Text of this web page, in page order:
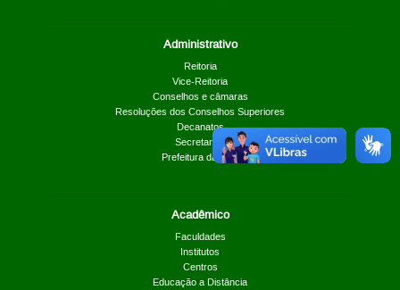
Administrativo
Reitoria
Vice-Reitoria
Conselhos e câmaras
Resoluções dos Conselhos Superiores
Decanatos
Secretarias
Prefeitura da UnB
Acadêmico
Faculdades
Institutos
Centros
Educação a Distância